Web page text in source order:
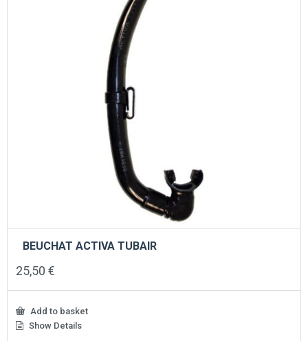
BEUCHAT ACTIVA TUBAIR
25,50 €
Add to basket
Show Details